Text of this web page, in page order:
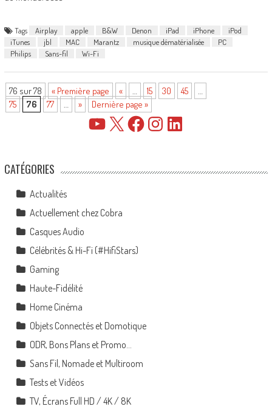
Tags Airplay apple B&W Denon iPad iPhone
iPod
iTunes
jbl MAC Marantz musique dématérialisée
PC
Philips
Sans-fil Wi-Fi
76 sur 78 « Première page « 15 30 45
75
76 77 » Dernière page »
YouTube FacebookInstagramLinkedIn
CATÉGORIES
Actualités
Actuellement chez Cobra
Casques Audio
Célébrités & Hi-Fi (#HifiStars)
Gaming
Haute-Fidélité
Home Cinéma
Objets Connectés et Domotique
ODR, Bons Plans et Promo…
Sans Fil, Nomade et Multiroom
Tests et Vidéos
TV, Écrans Full HD / 4K / 8K